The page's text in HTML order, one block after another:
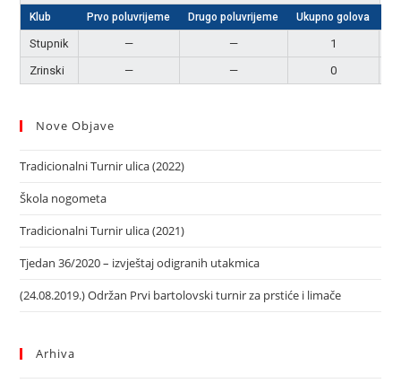
Klub Prvo poluvrijeme Drugo poluvrijeme Ukupno golova
Stupnik — — 1
Zrinski
— — 0
Nove Objave
Tradicionalni Turnir ulica (2022)
Škola nogometa
Tradicionalni Turnir ulica (2021)
Tjedan 36/2020 – izvještaj odigranih utakmica
(24.08.2019.) Održan Prvi bartolovski turnir za prstiće i limače
Arhiva